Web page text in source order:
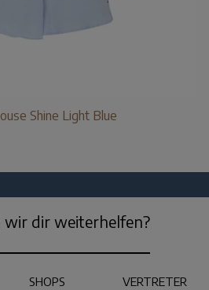
Shine Light Blue
wir dir weiterhelfen?
SHOPS VERTRETER